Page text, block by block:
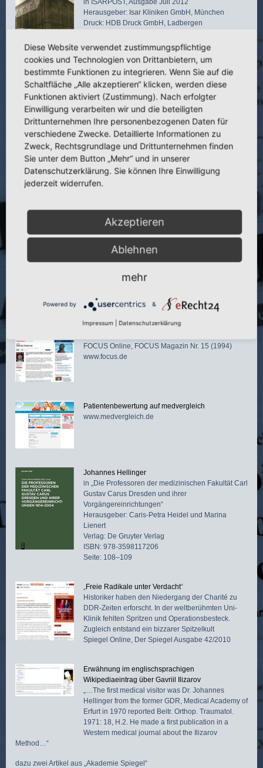
in ISARPOST, Ausgabe Juli 2012
Herausgeber: Isar Kliniken GmbH, München
Druck: HDB Druck GmbH, Ladbergen
„Wenn der Vater mit dem Sohne – Hellinger über
Hellinger “
in ISARPOST
Herausgeber: Isar Kliniken GmbH, München
Druck: HDB Druck GmbH, Ladbergen
Seite: 20
„Prof. Dr. Johannes Hellinger: Erfolg für einen
www.isarklinikum.de
Vereine, Ärzte und Anwälte usw. aus ganz
www.web2.cylex.de
FOCUS Online, FOCUS Magazin Nr. 15 (1994)
www.focus.de
Patientenbewertung auf medvergleich
www.medvergleich.de
Johannes Hellinger
in „Die Professoren der medizinischen Fakultät Carl
Gustav Carus Dresden und ihrer
Vorgängereinrichtungen“
Herausgeber: Caris-Petra Heidel und Marina
Lienert
Verlag: De Gruyter Verlag
ISBN: 978-3598117206
Seite: 108–109
Freie Radikale unter Verdacht“
Historiker haben den Niedergang der Charité zu
DDR-Zeiten erforscht. In der weltberühmten Uni-
Klinik fehlten Spritzen und Operationsbesteck.
Zugleich entstand ein bizzarer Spitzelkult
Spiegel Online, Der Spiegel Ausgabe 42/2010
Erwähnung im englischsprachigen
Wikipediaeintrag über Gavriil Ilizarov
„…The first medical visitor was Dr. Johannes
Hellinger from the former GDR, Medical Academy of
Erfurt in 1970 reported Beitr. Orthop. Traumatol.
1971: 18, H.2. He made a first publication in a
Western medical journal about the Ilizarov
Method…“
dazu zwei Artikel aus „Akademie Spiegel“
Diese Website verwendet zustimmungspflichtige
cookies und Technologien von Drittanbietern, um
bestimmte Funktionen zu integrieren. Wenn Sie auf die
Schaltfläche „Alle akzeptieren“ klicken, werden diese
Funktionen aktiviert (Zustimmung). Nach erfolgter
Einwilligung verarbeiten wir und die beteiligten
Drittunternehmen Ihre personenbezogenen Daten für
verschiedene Zwecke. Detaillierte Informationen zu
Zweck, Rechtsgrundlage und Drittunternehmen finden
Sie unter dem Button „Mehr“ und in unserer
Datenschutzerklärung. Sie können Ihre Einwilligung
jederzeit widerrufen.
Akzeptieren
Ablehnen
mehr
Powered by &
Impressum Datenschutzerklärung